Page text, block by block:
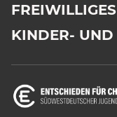
KINDER- UND